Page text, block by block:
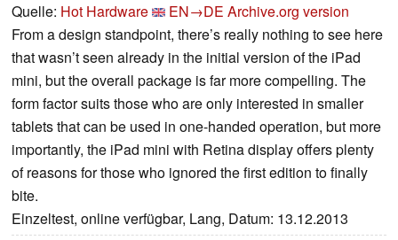
Quelle: Hot Hardware EN→DE Archive.org version
From a design standpoint, there’s really nothing to see here
that wasn’t seen already in the initial version of the iPad
mini, but the overall package is far more compelling. The
form factor suits those who are only interested in smaller
tablets that can be used in one-handed operation, but more
importantly, the iPad mini with Retina display offers plenty
of reasons for those who ignored the first edition to finally
bite.
Einzeltest, online verfügbar, Lang, Datum: 13.12.2013